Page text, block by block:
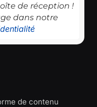
de réception !
dans notre
de contenu